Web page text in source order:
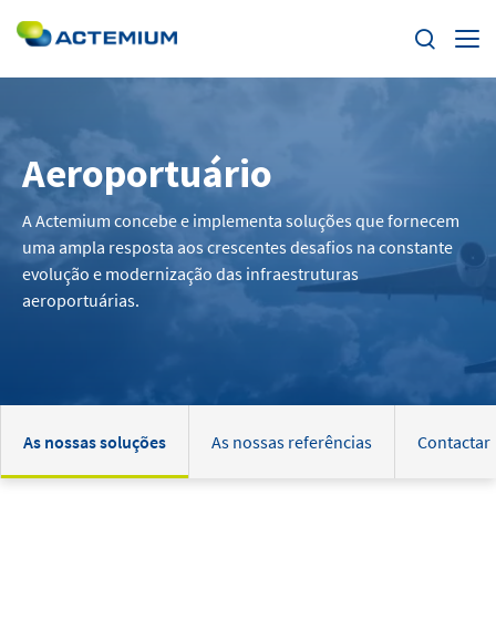
Soluções e Serviços
Produtos
Inovação
Clientes
Pesquisar
por:
Aeroportuário
A Actemium concebe e implementa soluções que fornecem
uma ampla resposta aos crescentes desafios na constante
evolução e modernização das infraestruturas
aeroportuárias.
As nossas soluções As nossas referências Contactar